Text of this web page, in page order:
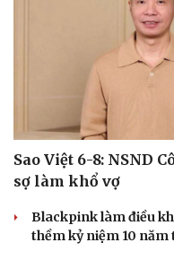
Sao Việt 6-8: NSND
sợ làm khổ vợ
Blackpink làm điều
thềm kỷ niệm 10 năm